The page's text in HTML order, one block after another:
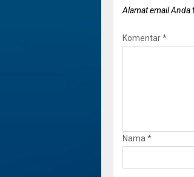
Alamat email Anda
Komentar*
Nama *